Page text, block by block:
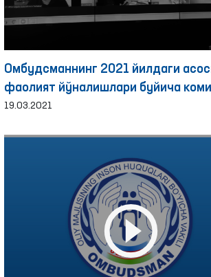
Омбудсманнинг 2021 йилдаги
фаолият йўналишлари буйича
йиғилиши бўлиб ўтди.
19.03.2021